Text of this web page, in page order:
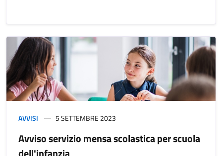
AVVISI 5 SETTEMBRE 2023
Avviso servizio mensa scolastica per scuola